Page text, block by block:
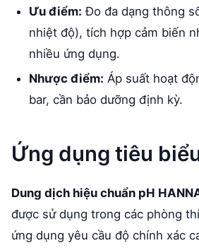
Ưu điểm: Đo đa dạng thông
nhiệt độ), tích hợp cảm biến
nhiều ứng dụng.
Nhược điểm: Áp suất hoạt
bar, cần bảo dưỡng định kỳ.
Ứng dụng tiêu
Dung dịch hiệu chuẩn pH
được sử dụng trong các phòng
ứng dụng yêu cầu độ chính xác